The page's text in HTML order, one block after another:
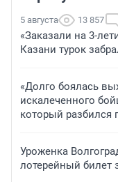
5 августа 13 857
«Заказали на 3-
Казани турок
«Долго боялась
искалеченного
который разбился
Уроженка
лотерейный билет